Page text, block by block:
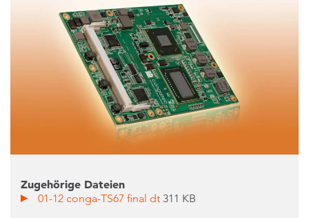
Zugehörige Dateien
01-12 conga-TS67 final dt 311 KB